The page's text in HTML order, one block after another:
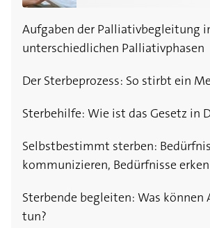
Aufgaben der Palliativbegleitung
unterschiedlichen Palliativphasen
Der Sterbeprozess: So stirbt ein
Sterbehilfe: Wie ist das Gesetz in
Selbstbestimmt sterben:
kommunizieren, Bedürfnisse
Sterbende begleiten: Was können
tun?